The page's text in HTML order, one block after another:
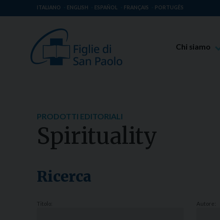
ITALIANO ENGLISH ESPAÑOL FRANÇAIS PORTUGÊS
Chi siamo
PRODOTTI EDITORIALI
Spirituality
Ricerca
Titolo: Autore: